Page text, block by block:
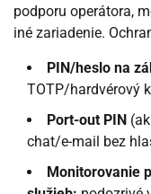
podporu operátora,
iné zariadenie.
PIN/heslo na
TOTP/hardvérový
Port-out PIN
chat/e-mail bez
Monitorovanie